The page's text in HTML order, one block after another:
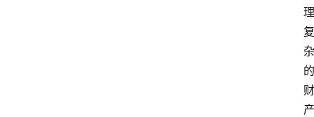
理
复
杂
的
财
产